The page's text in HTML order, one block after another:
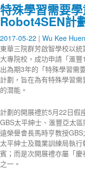
特殊學習需要
Robot4SEN計
2017-05-22
Wu Kee Huen
東華三院群芳啟智學校以
大專院校，成功申請「滙
出為期3年的「特殊學習需
計劃，旨在為有特殊學習
的潛能。
計劃的開展禮於5月22日假
GBS太平紳士、滙豐亞太
遠榮譽會長馬時亨教授
太平紳士及職業訓練局執
賓；而是次開展禮亦屬「
之一。